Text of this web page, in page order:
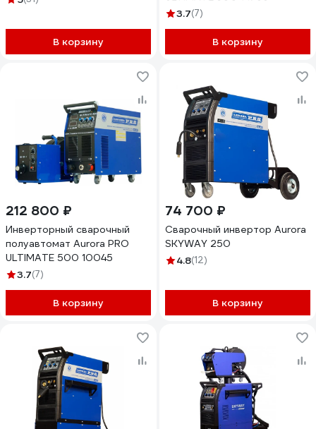
В корзину
3.7(7)
В корзину
212 800 ₽
Инверторный сварочный
полуавтомат Aurora PRO
ULTIMATE 500 10045
3.7(7)
В корзину
74 700 ₽
Сварочный инвертор Aurora
SKYWAY 250
4.8(12)
В корзину